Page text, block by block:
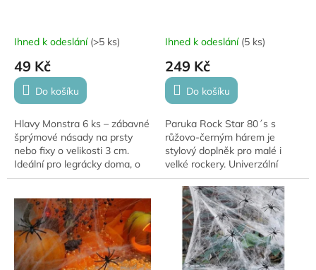
Ihned k odeslání (>5 ks)
49 Kč
Do košíku
Hlavy Monstra 6 ks – zábavné
šprýmové násady na prsty
nebo fixy o velikosti 3 cm.
Ideální pro legrácky doma, o
školní přestávce nebo venku.
Ihned k odeslání (5 ks)
249 Kč
Do košíku
Paruka Rock Star 80´s s
růžovo‑černým hárem je
stylový doplněk pro malé i
velké rockery. Univerzální
velikost vhodná pro dospělé.